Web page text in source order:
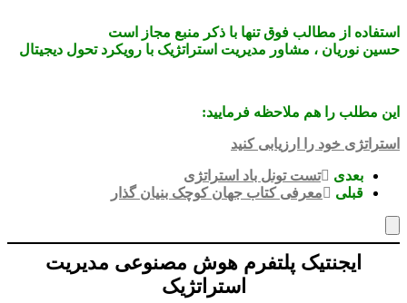
استفاده از مطالب فوق تنها با ذکر منبع مجاز است
حسین نوریان ، مشاور مدیریت استراتژیک با رویکرد تحول دیجیتال
این مطلب را هم ملاحظه فرمایید:
استراتژی خود را ارزیابی کنید
بعدی
تست تونل باد استراتژی
قبلی
معرفی کتاب جهان کوچک بنیان گذار
ایجنتیک پلتفرم هوش مصنوعی مدیریت
استراتژیک